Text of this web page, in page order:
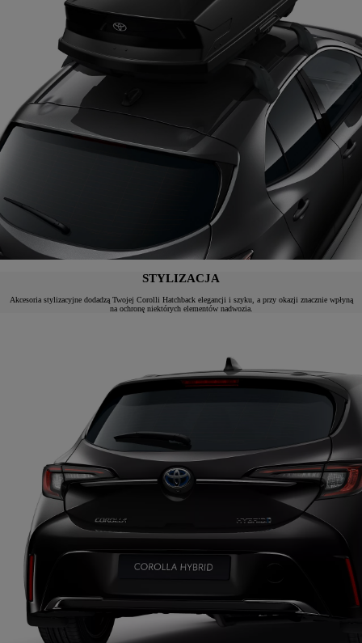
STYLIZACJA
Akcesoria stylizacyjne dodadzą Twojej Corolli Hatchback elegancji i szyku, a przy okazji znacznie wpłyną
na ochronę niektórych elementów nadwozia.